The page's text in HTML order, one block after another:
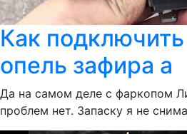
Как
опель зафира а
Да на самом деле с фаркопом
проблем нет. Запаску я не